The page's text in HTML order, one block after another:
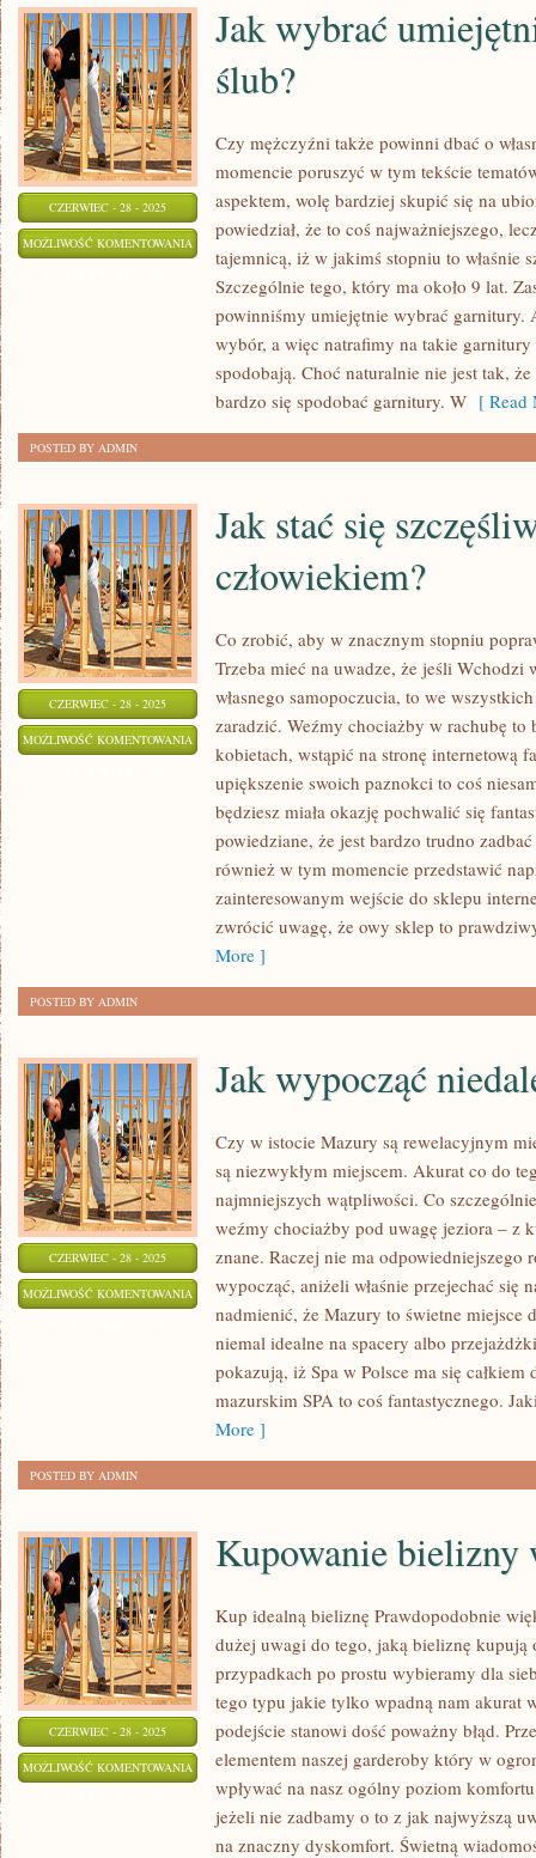
CZERWIEC - 28 - 2025
MOŻLIWOŚĆ KOMENTOWANIA
WYBRAĆ
Jak wybrać
ślub?
Czy mężczyźni także powinni dbać o
momencie poruszyć w tym tekście
aspektem, wolę bardziej skupić się na
powiedział, że to coś najważniejszego,
tajemnicą, iż w jakimś stopniu to właśnie
Szczególnie tego, który ma około 9 lat.
powinniśmy umiejętnie wybrać garnitury.
wybór, a więc natrafimy na takie
spodobają. Choć naturalnie nie jest tak,
bardzo się spodobać garnitury. W [ Read
POSTED BY ADMIN
CZERWIEC - 28 - 2025
MOŻLIWOŚĆ KOMENTOWANIA
SZCZĘŚLIWSZYM
Jak stać się
człowiekiem?
Co zrobić, aby w znacznym stopniu
Trzeba mieć na uwadze, że jeśli Wchodzi
własnego samopoczucia, to we
zaradzić. Weźmy chociażby w rachubę to
kobietach, wstąpić na stronę internetową
upiększenie swoich paznokci to coś
będziesz miała okazję pochwalić się
powiedziane, że jest bardzo trudno
również w tym momencie przedstawić
zainteresowanym wejście do sklepu
zwrócić uwagę, że owy sklep to
More ]
POSTED BY ADMIN
CZERWIEC - 28 - 2025
MOŻLIWOŚĆ KOMENTOWANIA
WYPOCZĄĆ
NIEDALEKO
WARSZAWY?
Jak wypocząć
Czy w istocie Mazury są rewelacyjnym
są niezwykłym miejscem. Akurat co do
najmniejszych wątpliwości. Co
weźmy chociażby pod uwagę jeziora – z
znane. Raczej nie ma odpowiedniejszego
wypocząć, aniżeli właśnie przejechać się
nadmienić, że Mazury to świetne miejsce
niemal idealne na spacery albo
pokazują, iż Spa w Polsce ma się
mazurskim SPA to coś fantastycznego.
More ]
POSTED BY ADMIN
CZERWIEC - 28 - 2025
MOŻLIWOŚĆ KOMENTOWANIA KUPOWANIE
BIELIZNY
Kupowanie bielizny
Kup idealną bieliznę Prawdopodobnie
dużej uwagi do tego, jaką bieliznę
przypadkach po prostu wybieramy dla
tego typu jakie tylko wpadną nam akurat
podejście stanowi dość poważny błąd.
elementem naszej garderoby który w
wpływać na nasz ogólny poziom
jeżeli nie zadbamy o to z jak najwyższą
na znaczny dyskomfort. Świetną